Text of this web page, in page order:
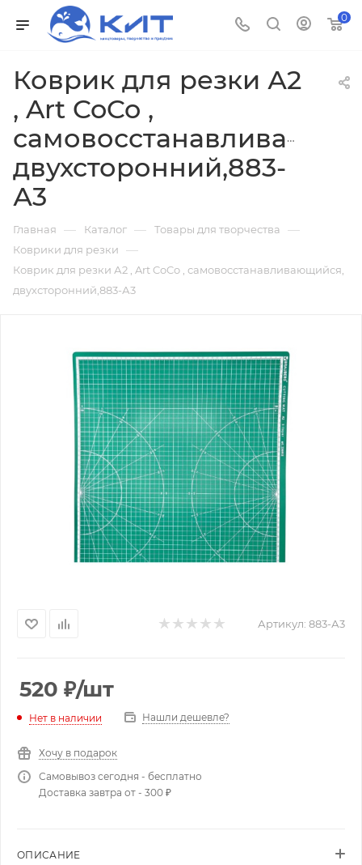
0
Коврик для резки А2
, Art CoCo ,
двухсторонний,883-
А3
Главная — Каталог — Товары для творчества —
Коврики для резки —
Коврик для резки А2 , Art CoCo , самовосстанавливающийся,
двухсторонний,883-А3
Артикул: 883-А3
520 ₽/шт
Нет в наличии Нашли дешевле?
Хочу в подарок
Самовывоз сегодня - бесплатно
Доставка завтра от - 300 ₽
ОПИСАНИЕ